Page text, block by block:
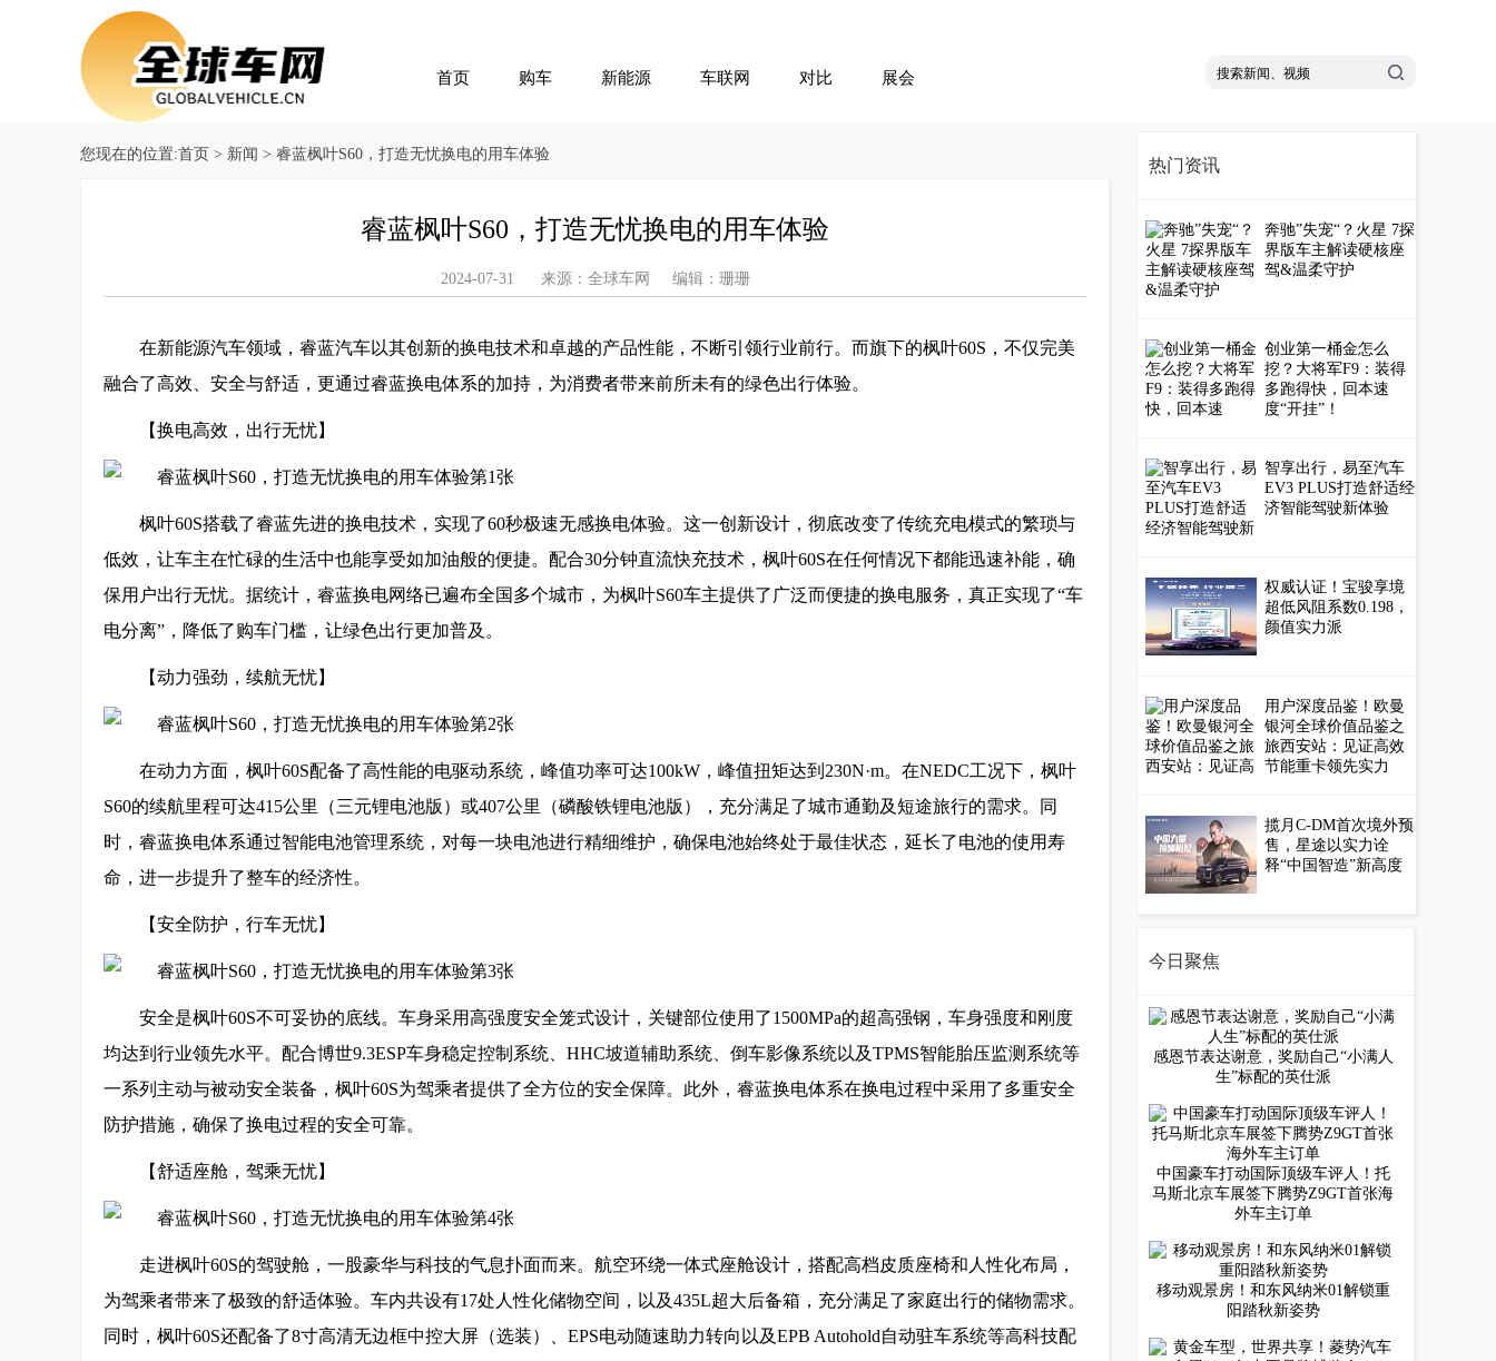
首页 购车 新能源 车联网 对比 展会
您现在的位置:首页 > 新闻 > 睿蓝枫叶S60，打造无忧换电的用车体验
睿蓝枫叶S60，打造无忧换电的用车体验
2024-07-31 来源：全球车网 编辑：珊珊
在新能源汽车领域，睿蓝汽车以其创新的换电技术和卓越的产品性能，不断引领行业前行。而旗下的枫叶60S，不仅完美
融合了高效、安全与舒适，更通过睿蓝换电体系的加持，为消费者带来前所未有的绿色出行体验。
【换电高效，出行无忧】
枫叶60S搭载了睿蓝先进的换电技术，实现了60秒极速无感换电体验。这一创新设计，彻底改变了传统充电模式的繁琐与
低效，让车主在忙碌的生活中也能享受如加油般的便捷。配合30分钟直流快充技术，枫叶60S在任何情况下都能迅速补能，确
保用户出行无忧。据统计，睿蓝换电网络已遍布全国多个城市，为枫叶S60车主提供了广泛而便捷的换电服务，真正实现了“车
电分离”，降低了购车门槛，让绿色出行更加普及。
【动力强劲，续航无忧】
在动力方面，枫叶60S配备了高性能的电驱动系统，峰值功率可达100kW，峰值扭矩达到230N·m。在NEDC工况下，枫叶
S60的续航里程可达415公里（三元锂电池版）或407公里（磷酸铁锂电池版），充分满足了城市通勤及短途旅行的需求。同
时，睿蓝换电体系通过智能电池管理系统，对每一块电池进行精细维护，确保电池始终处于最佳状态，延长了电池的使用寿
命，进一步提升了整车的经济性。
【安全防护，行车无忧】
安全是枫叶60S不可妥协的底线。车身采用高强度安全笼式设计，关键部位使用了1500MPa的超高强钢，车身强度和刚度
均达到行业领先水平。配合博世9.3ESP车身稳定控制系统、HHC坡道辅助系统、倒车影像系统以及TPMS智能胎压监测系统等
一系列主动与被动安全装备，枫叶60S为驾乘者提供了全方位的安全保障。此外，睿蓝换电体系在换电过程中采用了多重安全
防护措施，确保了换电过程的安全可靠。
【舒适座舱，驾乘无忧】
走进枫叶60S的驾驶舱，一股豪华与科技的气息扑面而来。航空环绕一体式座舱设计，搭配高档皮质座椅和人性化布局，
为驾乘者带来了极致的舒适体验。车内共设有17处人性化储物空间，以及435L超大后备箱，充分满足了家庭出行的储物需求。
同时，枫叶60S还配备了8寸高清无边框中控大屏（选装）、EPS电动随速助力转向以及EPB Autohold自动驻车系统等高科技配
热门资讯
奔驰”失宠“？火星 7探
界版车主解读硬核座
驾&温柔守护
创业第一桶金怎么
挖？大将军F9：装得
多跑得快，回本速
度“开挂”！
智享出行，易至汽车
EV3 PLUS打造舒适经
济智能驾驶新体验
权威认证！宝骏享境
超低风阻系数0.198，
颜值实力派
用户深度品鉴！欧曼
银河全球价值品鉴之
旅西安站：见证高效
节能重卡领先实力
揽月C-DM首次境外预
售，星途以实力诠
释“中国智造”新高度
今日聚焦
感恩节表达谢意，奖励自己“小满人
生”标配的英仕派
中国豪车打动国际顶级车评人！托
马斯北京车展签下腾势Z9GT首张海
外车主订单
移动观景房！和东风纳米01解锁重
阳踏秋新姿势